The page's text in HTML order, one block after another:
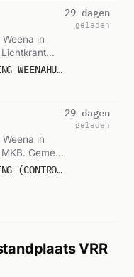
in
P 2 BRT-02 OMS BRANDMELDING WEENAHUIS WEENA ROTTERDAM 170631
29 dagen
geleden
in
Gemeld
P 2 BRT-02 OMS BRANDMELDING (CONTROLEUR PREVENTIE) WEENAHUIS WEENA ROTTERDAM 179101
29 dagen
geleden
VRR